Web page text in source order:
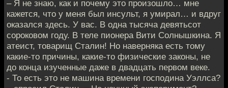
– Я не знаю, как и почему это произошло… мне
кажется, что у меня был инсульт, я умирал… и вдруг
оказался здесь. У вас. В одна тысяча девятьсот
сороковом году. В теле пионера Вити Солнышкина. Я
атеист, товарищ Сталин! Но наверняка есть тому
какие-то причины, какие-то физические законы, не
до конца изученные даже в двадцать первом веке.
- То есть это не машина времени господина Уэллса?